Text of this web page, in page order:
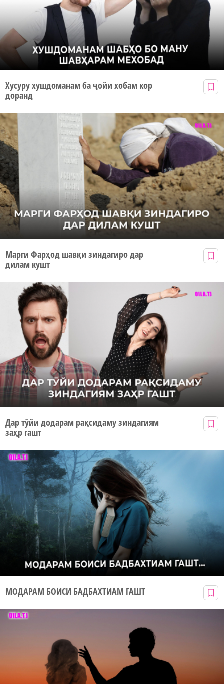
Хусуру хушдоманам ба ҷойи хобам кор
доранд
Марги Фарҳод шавқи зиндагиро дар
дилам кушт
Дар тӯйи додарам рақсидаму зиндагиям
заҳр гашт
МОДАРАМ БОИСИ БАДБАХТИАМ ГАШТ